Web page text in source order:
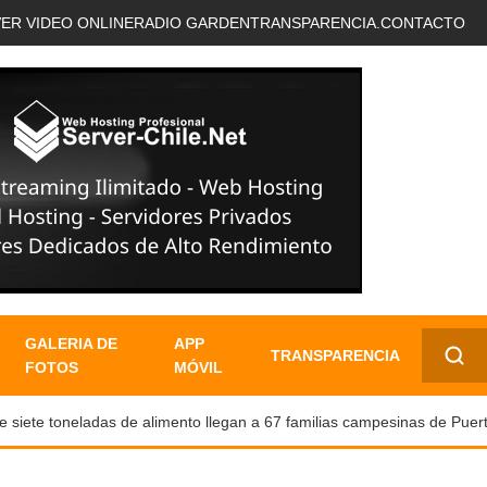
VIDEO ONLINERADIO GARDENTRANSPARENCIA. CONTACTO
GALERIA DE
FOTOS
APP
MÓVIL
TRANSPARENCIA
✕
toneladas de alimento llegan a 67 familias campesinas de Puerto